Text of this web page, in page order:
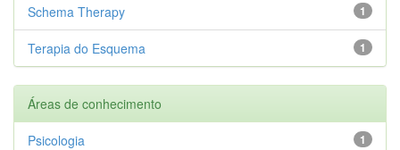
1
Schema Therapy
1
Terapia do Esquema
Áreas de conhecimento
1
Psicologia